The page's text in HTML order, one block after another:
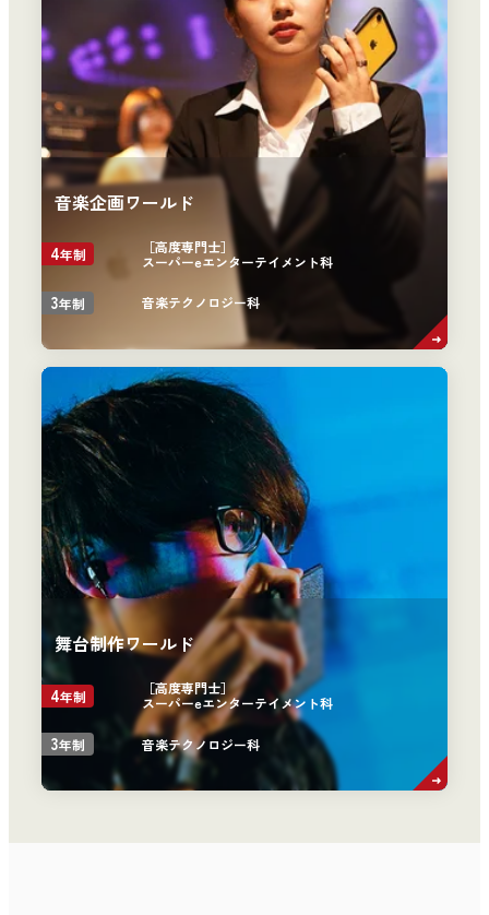
音楽企画ワールド
4年制
［高度専門士］
スーパーeエンターテイメント科
3年制 音楽テクノロジー科
舞台制作ワールド
4年制
［高度専門士］
スーパーeエンターテイメント科
3年制 音楽テクノロジー科